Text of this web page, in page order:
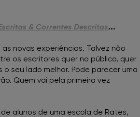
& Correntes Descritas...
novas experiências. Talvez não
os escritores quer no público, quer
seu lado melhor. Pode parecer uma
Quem vai pela primeira vez
alunos de uma escola de Rates,